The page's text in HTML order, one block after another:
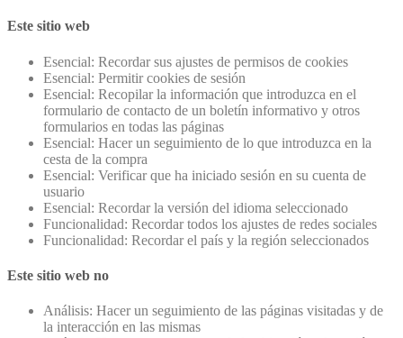
Este sitio web
Esencial: Recordar sus ajustes de permisos de cookies
Esencial: Permitir cookies de sesión
Esencial: Recopilar la información que introduzca en el
formulario de contacto de un boletín informativo y otros
formularios en todas las páginas
Esencial: Hacer un seguimiento de lo que introduzca en la
cesta de la compra
Esencial: Verificar que ha iniciado sesión en su cuenta de
usuario
Esencial: Recordar la versión del idioma seleccionado
Funcionalidad: Recordar todos los ajustes de redes sociales
Funcionalidad: Recordar el país y la región seleccionados
Este sitio web no
Análisis: Hacer un seguimiento de las páginas visitadas y de
la interacción en las mismas